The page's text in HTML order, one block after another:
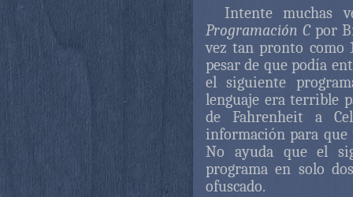
Intente muchas
Programación Cpor
vez tan pronto como
pesar de que podía
el siguiente
lenguaje era terrible
de Fahrenheit a
información para que
No ayuda que el
programa en solo
ofuscado.